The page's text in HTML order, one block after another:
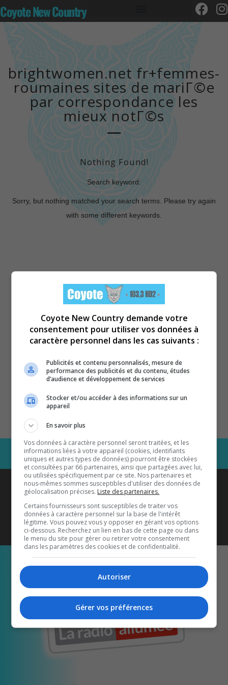
Coyote New Country
brightwomen.net fr+femmes-
roumaines sites de mariГ©e
par correspondance les
mieux notГ©s
Nothing Found!
Search keyword:
Sorry, but nothing matched your search terms. Please try again
with some different keywords.
Coyote New Countryest diffusé
également sur1033 HD2
Écoutez-nous aussi sur…
Coyote New Country demande votre
consentement pour utiliser vos données à
caractère personnel dans les cas suivants :
Publicités et contenu personnalisés, mesure de
performance des publicités et du contenu, études
d’audience et développement de services
Stocker et/ou accéder à des informations sur un
appareil
En savoir plus
Vos données à caractère personnel seront traitées, et les
informations liées à votre appareil (cookies, identifiants
uniques et autres types de données) pourront être stockées
et consultées par 66 partenaires, ainsi que partagées avec lui,
ou utilisées spécifiquement par ce site. Nos partenaires et
nous-mêmes sommes susceptibles d'utiliser des données de
géolocalisation précises. Liste des partenaires.
Certains fournisseurs sont susceptibles de traiter vos
données à caractère personnel sur la base de l'intérêt
légitime. Vous pouvez vous y opposer en gérant vos options
ci-dessous. Recherchez un lien en bas de cette page ou dans
le menu du site pour gérer ou retirer votre consentement
dans les paramètres des cookies et de confidentialité.
Autoriser
Gérer vos préférences